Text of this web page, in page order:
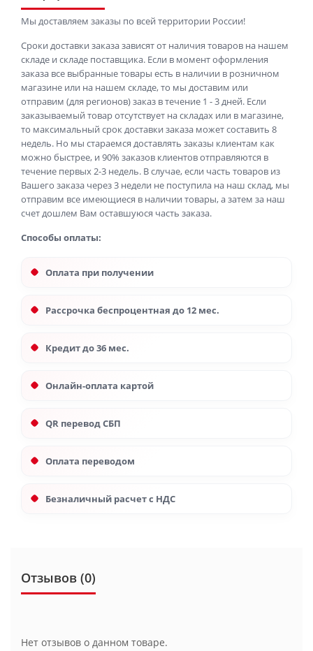
Мы доставляем заказы по всей территории России!
Сроки доставки заказа зависят от наличия товаров на нашем
складе и складе поставщика. Если в момент оформления
заказа все выбранные товары есть в наличии в розничном
магазине или на нашем складе, то мы доставим или
отправим (для регионов) заказ в течение 1 - 3 дней. Если
заказываемый товар отсутствует на складах или в магазине,
то максимальный срок доставки заказа может составить 8
недель. Но мы стараемся доставлять заказы клиентам как
можно быстрее, и 90% заказов клиентов отправляются в
течение первых 2-3 недель. В случае, если часть товаров из
Вашего заказа через 3 недели не поступила на наш склад, мы
отправим все имеющиеся в наличии товары, а затем за наш
счет дошлем Вам оставшуюся часть заказа.
Способы оплаты:
Оплата при получении
Рассрочка беспроцентная до 12 мес.
Кредит до 36 мес.
Онлайн-оплата картой
QR перевод СБП
Оплата переводом
Безналичный расчет с НДС
Отзывов (0)
Нет отзывов о данном товаре.